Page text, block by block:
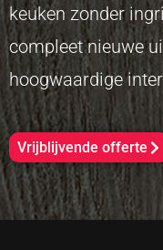
keuken zonder
compleet nieuwe
hoogwaardige
Vrijblijvende offerte